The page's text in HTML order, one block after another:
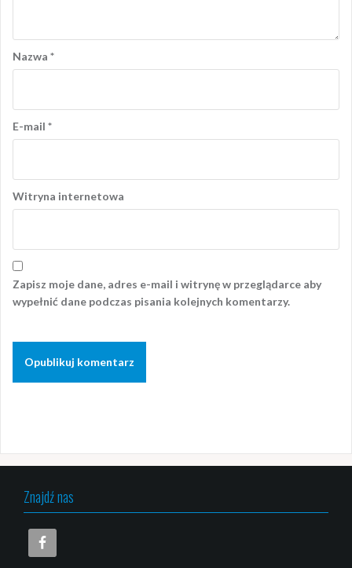
Nazwa *
E-mail *
Witryna internetowa
Zapisz moje dane, adres e-mail i witrynę w przeglądarce aby
wypełnić dane podczas pisania kolejnych komentarzy.
Znajdź nas